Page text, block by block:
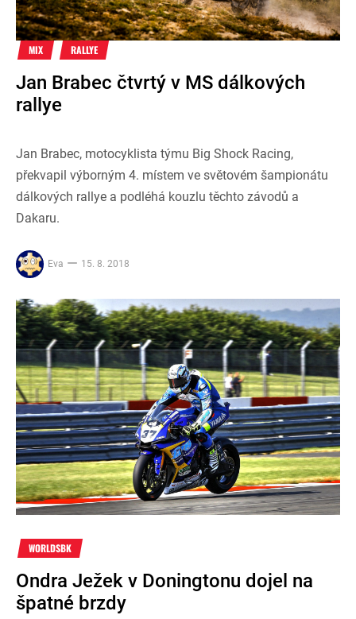
MIX RALLYE
Jan Brabec čtvrtý v MS dálkových
rallye
Jan Brabec, motocyklista týmu Big Shock Racing,
překvapil výborným 4. místem ve světovém šampionátu
dálkových rallye a podléhá kouzlu těchto závodů a
Dakaru.
Eva 15. 8. 2018
WORLDSBK
Ondra Ježek v Doningtonu dojel na
špatné brzdy